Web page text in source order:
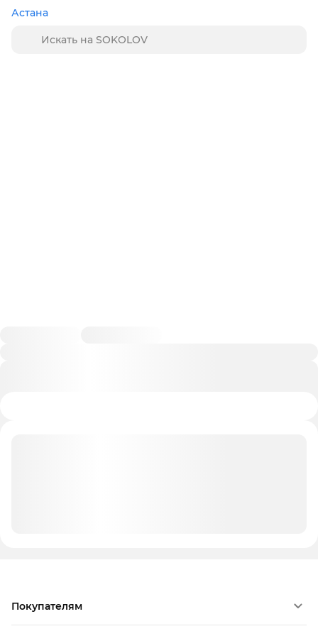
Астана
Покупателям